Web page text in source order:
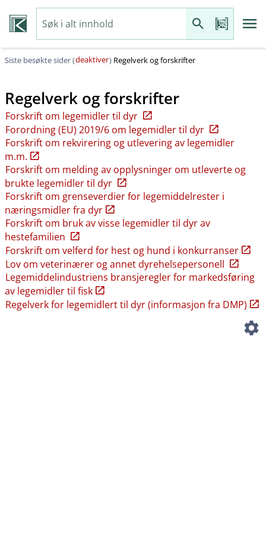
Siste besøkte sider (deaktiver) Regelverk og forskrifter
Regelverk og forskrifter
Forskrift om legemidler til dyr
Forordning (EU) 2019/6 om legemidler til dyr
Forskrift om rekvirering og utlevering av legemidler
m.m.
Forskrift om melding av opplysninger om utleverte og
brukte legemidler til dyr
Forskrift om grenseverdier for legemiddelrester i
næringsmidler fra dyr
Forskrift om bruk av visse legemidler til dyr av
hestefamilien
Forskrift om velferd for hest og hund i konkurranser
Lov om veterinærer og annet dyrehelsepersonell
Legemiddelindustriens bransjeregler for markedsføring
av legemidler til fisk
Regelverk for legemidlert til dyr (informasjon fra DMP)